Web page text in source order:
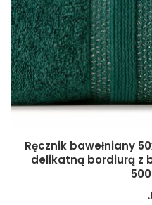
Ręcznik bawełniany
delikatną bordiurą z